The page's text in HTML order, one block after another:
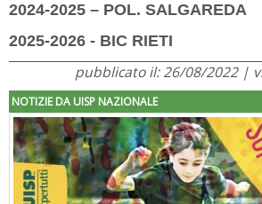
2024-2025 – POL. SALGAREDA
2025-2026 - BIC RIETI
pubblicato il: 26/08/2022 |
NOTIZIE DA UISP NAZIONALE